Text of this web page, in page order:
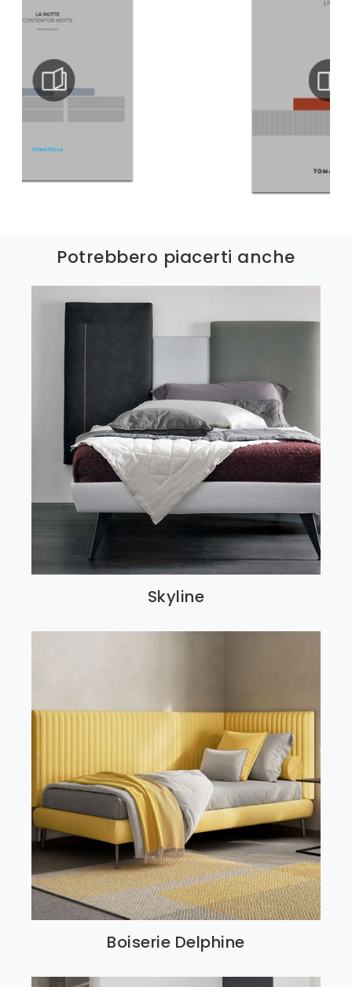
Potrebbero piacerti anche
Skyline
Boiserie Delphine